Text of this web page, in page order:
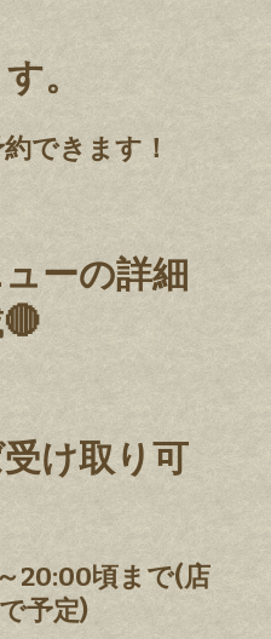
。
できます！
ーの詳細
け取り可
20:00頃まで(店
予定)